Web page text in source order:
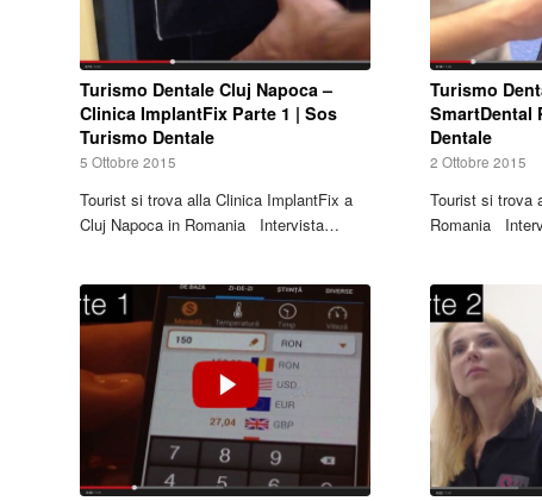
Turismo Dentale Cluj Napoca –
Clinica ImplantFix Parte 1 | Sos
Turismo Dentale
5 Ottobre 2015
Tourist si trova alla Clinica ImplantFix a
Cluj Napoca in Romania Intervista…
Turismo
SmartDental
Dentale
2 Ottobre 2015
Tourist si trova
Romania